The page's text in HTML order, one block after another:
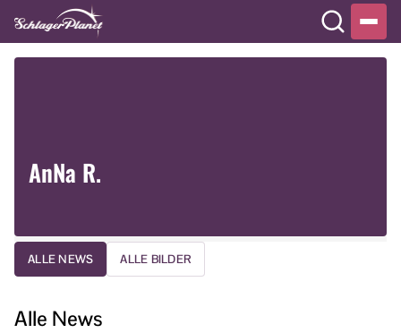
AnNa R.
ALLE NEWS ALLE BILDER
Alle News